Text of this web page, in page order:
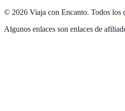
© 2026 Viaja con Encanto. Todos los
Algunos enlaces son enlaces de